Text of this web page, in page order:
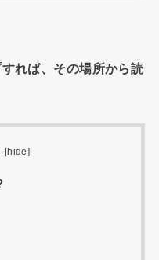
れば、その場所から読
[hide]